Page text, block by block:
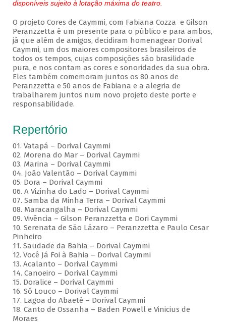
disponíveis sujeito à lotação máxima do teatro.
O projeto Cores de Caymmi, com Fabiana Cozza e Gilson
Peranzzetta é um presente para o público e para ambos,
já que além de amigos, decidiram homenagear Dorival
Caymmi, um dos maiores compositores brasileiros de
todos os tempos, cujas composições são brasilidade
pura, e nos contam as cores e sonoridades da sua obra.
Eles também comemoram juntos os 80 anos de
Peranzzetta e 50 anos de Fabiana e a alegria de
trabalharem juntos num novo projeto deste porte e
responsabilidade.
Repertório
01. Vatapá – Dorival Caymmi
02. Morena do Mar – Dorival Caymmi
03. Marina – Dorival Caymmi
04. João Valentão – Dorival Caymmi
05. Dora – Dorival Caymmi
06. A Vizinha do Lado – Dorival Caymmi
07. Samba da Minha Terra – Dorival Caymmi
08. Maracangalha – Dorival Caymmi
09. Vivência – Gilson Peranzzetta e Dori Caymmi
10. Serenata de São Lázaro – Peranzzetta e Paulo Cesar
Pinheiro
11. Saudade da Bahia – Dorival Caymmi
12. Você Já Foi à Bahia – Dorival Caymmi
13. Acalanto – Dorival Caymmi
14. Canoeiro – Dorival Caymmi
15. Doralice – Dorival Caymmi
16. Só Louco – Dorival Caymmi
17. Lagoa do Abaeté – Dorival Caymmi
18. Canto de Ossanha – Baden Powell e Vinicius de
Moraes